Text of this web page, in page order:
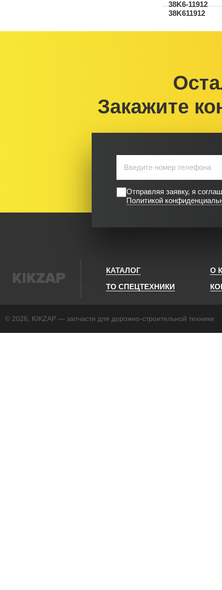
Закажите
Отправляя заявку, я
Политикой
KIKZAP КАТАЛОГ
О
ТО СПЕЦТЕХНИКИ
© 2026, KIKZAP — запчасти для дорожно-строительной техники